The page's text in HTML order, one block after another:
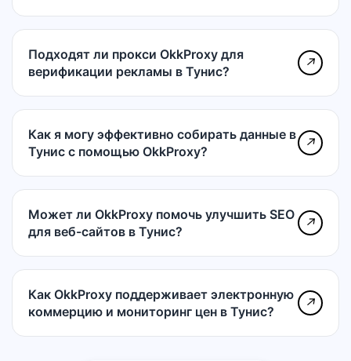
Подходят ли прокси OkkProxy для
верификации рекламы в Тунис?
↗
Как я могу эффективно собирать данные в
Тунис с помощью OkkProxy?
↗
Может ли OkkProxy помочь улучшить SEO
для веб-сайтов в Тунис?
↗
Как OkkProxy поддерживает электронную
коммерцию и мониторинг цен в Тунис?
↗